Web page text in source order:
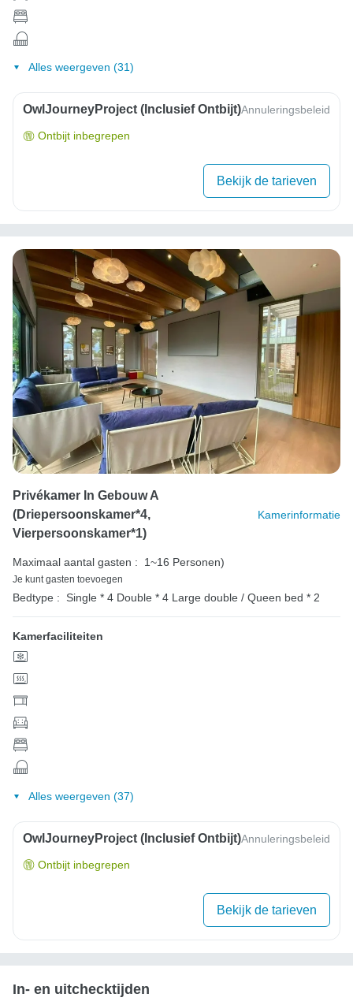
Alles weergeven (31)
OwlJourneyProject (inclusief Ontbijt)Annuleringsbeleid
Ontbijt inbegrepen
Bekijk de tarieven
Privékamer In Gebouw A
(driepersoonskamer*4,
Vierpersoonskamer*1)
Kamerinformatie
Maximaal aantal gasten : 1~16 Personen)
Je kunt gasten toevoegen
Bedtype : Single * 4 Double * 4 Large double / Queen bed * 2
Kamerfaciliteiten
Alles weergeven (37)
OwlJourneyProject (inclusief Ontbijt)Annuleringsbeleid
Ontbijt inbegrepen
Bekijk de tarieven
In- en uitchecktijden